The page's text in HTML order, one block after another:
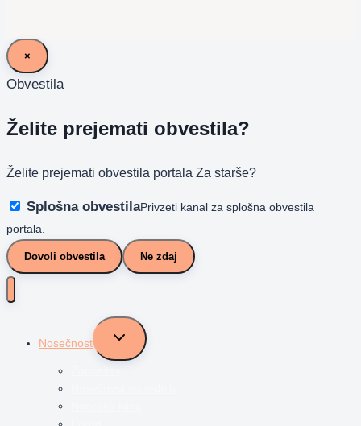
×
Obvestila
Želite prejemati obvestila?
Želite prejemati obvestila portala Za starše?
Splošna obvestilaPrivzeti kanal za splošna obvestila
portala.
Dovoli obvestila Ne zdaj
Nosečnost
Toggle
menu